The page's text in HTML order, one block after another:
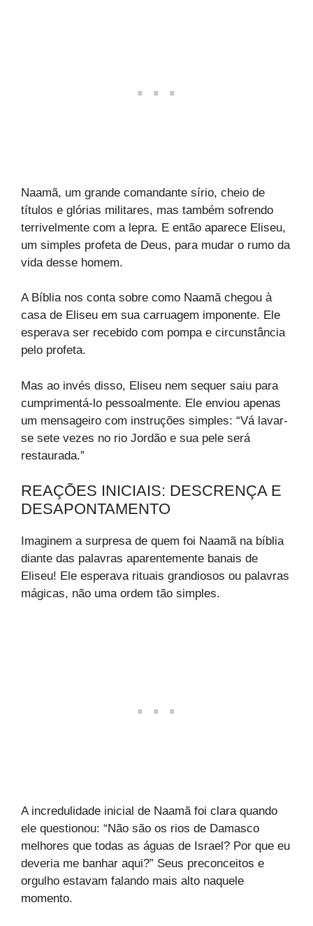
Naamã, um grande comandante sírio, cheio de
títulos e glórias militares, mas também sofrendo
terrivelmente com a lepra. E então aparece Eliseu,
um simples profeta de Deus, para mudar o rumo da
vida desse homem.
A Bíblia nos conta sobre como Naamã chegou à
casa de Eliseu em sua carruagem imponente. Ele
esperava ser recebido com pompa e circunstância
pelo profeta.
Mas ao invés disso, Eliseu nem sequer saiu para
cumprimentá-lo pessoalmente. Ele enviou apenas
um mensageiro com instruções simples: “Vá lavar-
se sete vezes no rio Jordão e sua pele será
restaurada.”
REAÇÕES INICIAIS: DESCRENÇA E
DESAPONTAMENTO
Imaginem a surpresa de quem foi Naamã na bíblia
diante das palavras aparentemente banais de
Eliseu! Ele esperava rituais grandiosos ou palavras
mágicas, não uma ordem tão simples.
A incredulidade inicial de Naamã foi clara quando
ele questionou: “Não são os rios de Damasco
melhores que todas as águas de Israel? Por que eu
deveria me banhar aqui?” Seus preconceitos e
orgulho estavam falando mais alto naquele
momento.